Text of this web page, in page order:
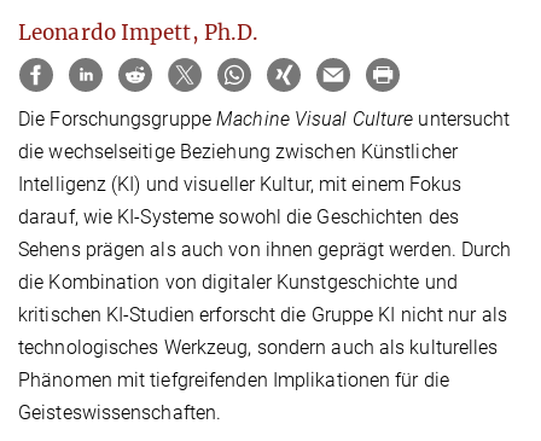
Leonardo Impett, Ph.D.
Die ForschungsgruppeMachine Visual Culture untersucht
die wechselseitige Beziehung zwischen Künstlicher
Intelligenz (KI) und visueller Kultur, mit einem Fokus
darauf, wie KI-Systeme sowohl die Geschichten des
Sehens prägen als auch von ihnen geprägt werden. Durch
die Kombination von digitaler Kunstgeschichte und
kritischen KI-Studien erforscht die Gruppe KI nicht nur als
technologisches Werkzeug, sondern auch als kulturelles
Phänomen mit tiefgreifenden Implikationen für die
Geisteswissenschaften.